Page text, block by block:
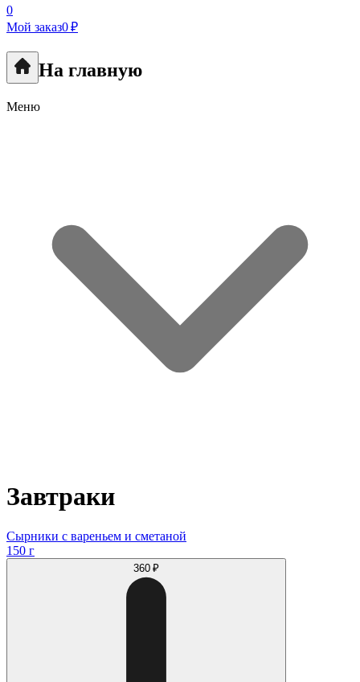
0
Мой заказ0 ₽
На главную
Меню
Завтраки
Сырники с вареньем и сметаной
150 г
360 ₽